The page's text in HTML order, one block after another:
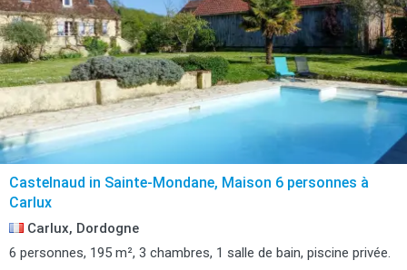
Castelnaud in Sainte-Mondane, Maison 6 personnes à
Carlux
Carlux, Dordogne
6 personnes, 195 m², 3 chambres, 1 salle de bain, piscine privée.